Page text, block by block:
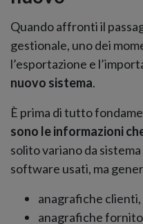
Quando affronti il
gestionale, uno dei
l’esportazione e
nuovo sistema.
È prima di tutto
sono le informazioni
solito variano da
software usati, ma
anagrafiche clienti,
anagrafiche